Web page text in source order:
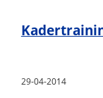
29-04-2014